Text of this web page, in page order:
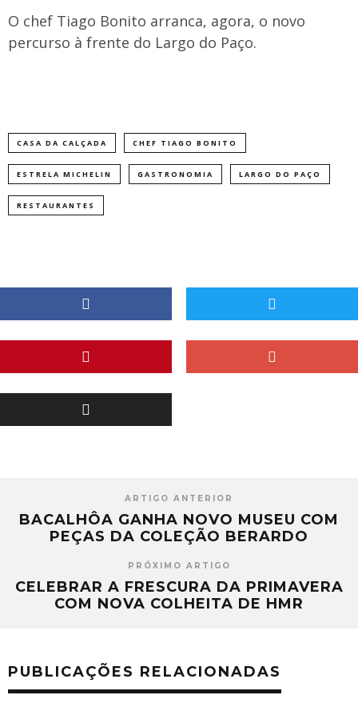
O chef Tiago Bonito arranca, agora, o novo
percurso à frente do Largo do Paço.
CASA DA CALÇADA CHEF TIAGO BONITO
ESTRELA MICHELIN GASTRONOMIA LARGO DO PAÇO
RESTAURANTES
ARTIGO ANTERIOR
BACALHÔA GANHA NOVO MUSEU COM
PEÇAS DA COLEÇÃO BERARDO
PRÓXIMO ARTIGO
CELEBRAR A FRESCURA DA PRIMAVERA
COM NOVA COLHEITA DE HMR
PUBLICAÇÕES RELACIONADAS